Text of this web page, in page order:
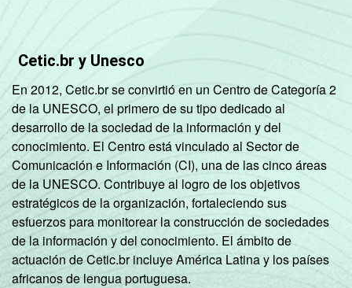
Outras
atividades de
¹ Base: 6.175 empresas que declararam ter
acesso à Internet que afirmaram ter
encontrado alguma barreira para venda, com
10 ou mais pessoas ocupadas, que
constituem os seguintes segmentos da
CNAE 2.0 (C, F, G, H, I, J, L, M, N, R e S).
Respostas estimuladas. Dados coletados
entre setembro de 2014 e março de 2015.
Fonte: NIC.br - set 2014 / mar 2015
Cetic.br y Unesco
En 2012, Cetic.br se convirtió en un Centro de Categoría 2
de la UNESCO, el primero de su tipo dedicado al
desarrollo de la sociedad de la información y del
conocimiento. El Centro está vinculado al Sector de
Comunicación e Información (CI), una de las cinco áreas
de la UNESCO. Contribuye al logro de los objetivos
estratégicos de la organización, fortaleciendo sus
esfuerzos para monitorear la construcción de sociedades
de la información y del conocimiento. El ámbito de
actuación de Cetic.br incluye América Latina y los países
africanos de lengua portuguesa.